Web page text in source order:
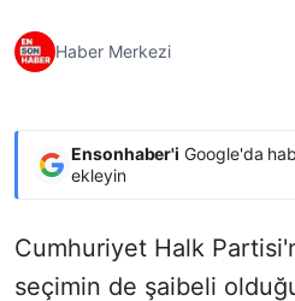
Haber Merkezi
Ensonhaber'i Google'da
ekleyin
Cumhuriyet Halk
seçimin de şaibeli